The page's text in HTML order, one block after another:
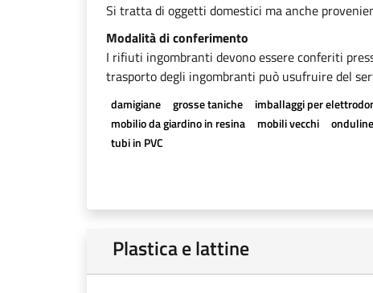
Si tratta di oggetti domestici ma anche
Modalità di conferimento
I rifiuti ingombranti devono essere conferiti
trasporto degli ingombranti può usufruire del
damigiane grosse taniche imballaggi per
mobilio da giardino in resina
mobili vecchi
tubi in PVC
Plastica e lattine